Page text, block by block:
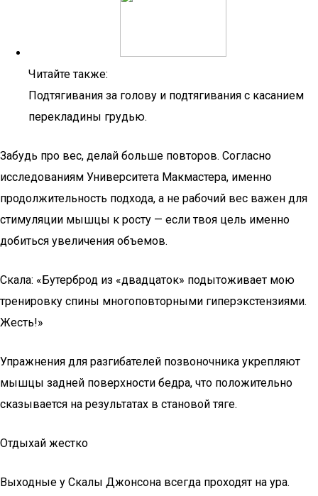
Читайте также:
Подтягивания за голову и подтягивания с касанием
перекладины грудью.
Забудь про вес, делай больше повторов. Согласно
исследованиям Университета Макмастера, именно
продолжительность подхода, а не рабочий вес важен для
стимуляции мышцы к росту — если твоя цель именно
добиться увеличения объемов.
Скала: «Бутерброд из «двадцаток» подытоживает мою
тренировку спины многоповторными гиперэкстензиями.
Жесть!»
Упражнения для разгибателей позвоночника укрепляют
мышцы задней поверхности бедра, что положительно
сказывается на результатах в становой тяге.
Отдыхай жестко
Выходные у Скалы Джонсона всегда проходят на ура.